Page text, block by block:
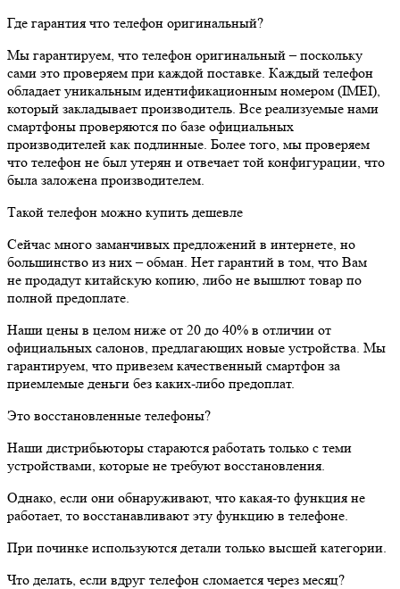
Где гарантия что телефон оригинальный?
Мы гарантируем, что телефон оригинальный – поскольку
сами это проверяем при каждой поставке. Каждый телефон
обладает уникальным идентификационным номером (IMEI),
который закладывает производитель. Все реализуемые нами
смартфоны проверяются по базе официальных
производителей как подлинные. Более того, мы проверяем
что телефон не был утерян и отвечает той конфигурации, что
была заложена производителем.
Такой телефон можно купить дешевле
Сейчас много заманчивых предложений в интернете, но
большинство из них – обман. Нет гарантий в том, что Вам
не продадут китайскую копию, либо не вышлют товар по
полной предоплате.
Наши цены в целом ниже от 20 до 40% в отличии от
официальных салонов, предлагающих новые устройства. Мы
гарантируем, что привезем качественный смартфон за
приемлемые деньги без каких-либо предоплат.
Это восстановленные телефоны?
Наши дистрибьюторы стараются работать только с теми
устройствами, которые не требуют восстановления.
Однако, если они обнаруживают, что какая-то функция не
работает, то восстанавливают эту функцию в телефоне.
При починке используются детали только высшей категории.
Что делать, если вдруг телефон сломается через месяц?